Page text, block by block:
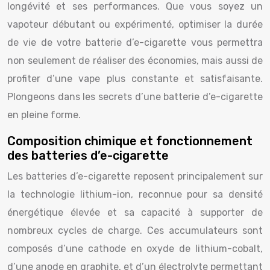
longévité et ses performances. Que vous soyez un
vapoteur débutant ou expérimenté, optimiser la durée
de vie de votre batterie d’e-cigarette vous permettra
non seulement de réaliser des économies, mais aussi de
profiter d’une vape plus constante et satisfaisante.
Plongeons dans les secrets d’une batterie d’e-cigarette
en pleine forme.
Composition chimique et fonctionnement
des batteries d’e-cigarette
Les batteries d’e-cigarette reposent principalement sur
la technologie lithium-ion, reconnue pour sa densité
énergétique élevée et sa capacité à supporter de
nombreux cycles de charge. Ces accumulateurs sont
composés d’une cathode en oxyde de lithium-cobalt,
d’une anode en graphite, et d’un électrolyte permettant